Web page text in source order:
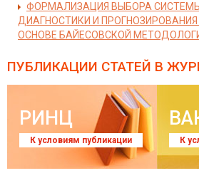
ФОРМАЛИЗАЦИЯ ВЫБОРА
ДИАГНОСТИКИ И
ОСНОВЕ БАЙЕСОВСКОЙ
ПУБЛИКАЦИИ СТАТЕЙ В
РИНЦ
К условиям публикации К